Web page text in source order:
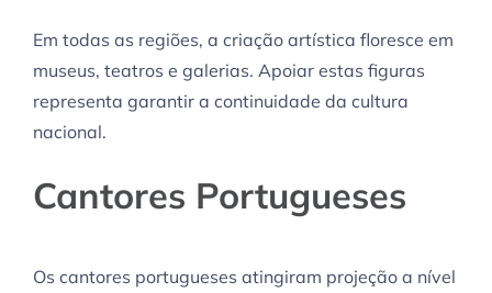
Em todas as regiões, a criação artística floresce em
museus, teatros e galerias. Apoiar estas figuras
representa garantir a continuidade da cultura
nacional.
Cantores Portugueses
Os cantores portugueses atingiram projeção a nível